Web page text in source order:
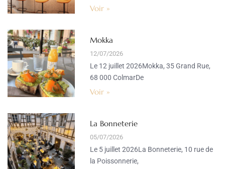
Voir »
Mokka
12/07/2026
Le 12 juillet 2026Mokka, 35 Grand Rue,
68 000 ColmarDe
Voir »
La Bonneterie
05/07/2026
Le 5 juillet 2026La Bonneterie, 10 rue de
la Poissonnerie,